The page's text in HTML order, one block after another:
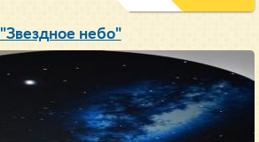
"Звездное небо"